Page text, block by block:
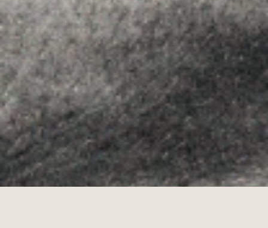
Youtube
Allyon — Barcelona, Spain
Copyrights © 2026 AVÍS LEGAL ·
POLÍTICA DE COOKIES · POLÍTICA DE PRIVACITAT ·